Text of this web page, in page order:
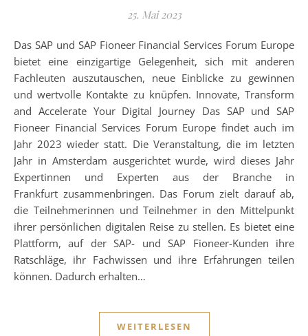
25. Mai 2023
Das SAP und SAP Fioneer Financial Services Forum Europe
bietet eine einzigartige Gelegenheit, sich mit anderen
Fachleuten auszutauschen, neue Einblicke zu gewinnen
und wertvolle Kontakte zu knüpfen. Innovate, Transform
and Accelerate Your Digital Journey Das SAP und SAP
Fioneer Financial Services Forum Europe findet auch im
Jahr 2023 wieder statt. Die Veranstaltung, die im letzten
Jahr in Amsterdam ausgerichtet wurde, wird dieses Jahr
Expertinnen und Experten aus der Branche in
Frankfurt zusammenbringen. Das Forum zielt darauf ab,
die Teilnehmerinnen und Teilnehmer in den Mittelpunkt
ihrer persönlichen digitalen Reise zu stellen. Es bietet eine
Plattform, auf der SAP- und SAP Fioneer-Kunden ihre
Ratschläge, ihr Fachwissen und ihre Erfahrungen teilen
können. Dadurch erhalten…
WEITERLESEN